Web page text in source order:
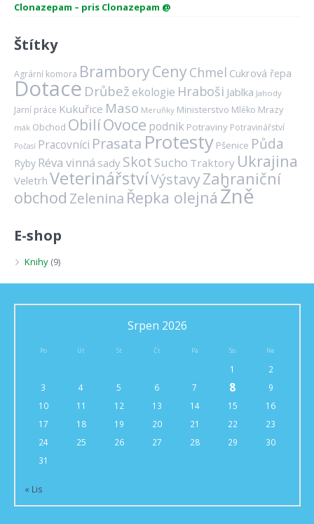
Clonazepam – pris Clonazepam @
Štítky
Agrární komora BramboryCenyChmel Cukrová řepa
Dotace Drůbež ekologie Hraboši Jablka Jahody
Jarní práce Kukuřice Maso Meruňky Ministerstvo Mléko Mrazy
mák Obchod ObilíOvoce podnik Potraviny Potravinářství
Počasí Pracovníci Prasata Protesty Pšenice Půda
Ryby Réva vinná sady Skot Sucho Traktory Ukrajina
Veletrh VeterinářstvíVýstavyZahraniční
obchod Zelenina Řepka olejná Žně
E-shop
Knihy (9)
Srpen 2026
Po Út St Čt Pá So Ne
1
2
3
4 5 6 7 8
9
10
11 12 13 14 15
16
17
18 19 20 21 22
23
24
25 26 27 28 29
30
31
« Lis